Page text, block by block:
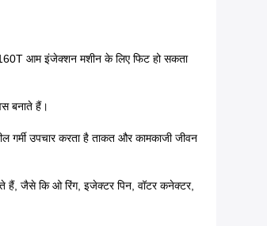
160T आम इंजेक्शन मशीन के लिए फिट हो सकता
बनाते हैं।
गर्मी उपचार करता है ताकत और कामकाजी जीवन
हैं, जैसे कि ओ रिंग, इजेक्टर पिन, वॉटर कनेक्टर,